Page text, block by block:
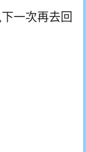
一次再去回